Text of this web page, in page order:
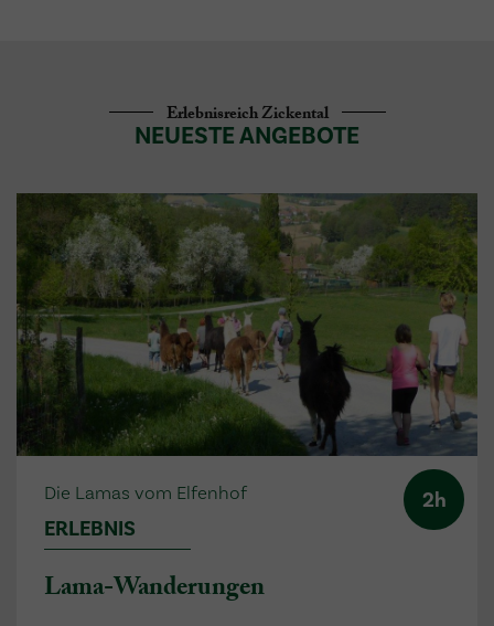
Erlebnisreich Zickental
NEUESTE ANGEBOTE
2h
Die Lamas vom Elfenhof
ERLEBNIS
Lama-Wanderungen